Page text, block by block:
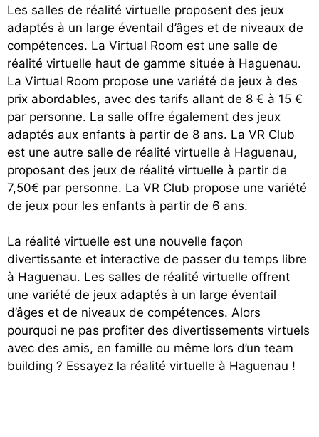
Les salles de réalité virtuelle proposent des jeux
adaptés à un large éventail d’âges et de niveaux de
compétences. La Virtual Room est une salle de
réalité virtuelle haut de gamme située à Haguenau.
La Virtual Room propose une variété de jeux à des
prix abordables, avec des tarifs allant de 8 € à 15 €
par personne. La salle offre également des jeux
adaptés aux enfants à partir de 8 ans. La VR Club
est une autre salle de réalité virtuelle à Haguenau,
proposant des jeux de réalité virtuelle à partir de
7,50€ par personne. La VR Club propose une variété
de jeux pour les enfants à partir de 6 ans.
La réalité virtuelle est une nouvelle façon
divertissante et interactive de passer du temps libre
à Haguenau. Les salles de réalité virtuelle offrent
une variété de jeux adaptés à un large éventail
d’âges et de niveaux de compétences. Alors
pourquoi ne pas profiter des divertissements virtuels
avec des amis, en famille ou même lors d’un team
building ? Essayez la réalité virtuelle à Haguenau !